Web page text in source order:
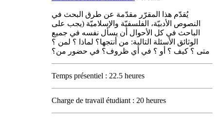
يُقدّم هذا المقرّر مقدّمة عن طرق البحث في
النصوص الأدبيّة، الفلسفيّة والإسلاميّة (يجب على
الباحث في كل الأحوال أن يسأل نفسه في جميع
الوثائق الأسئلة التالية: من أنتجها؟ لماذا ؟ لمن ؟
متى ؟ كيف ؟ أو ؟ في أي ظروف؟ في حضور من؟
Temps présentiel : 22.5 heures
Charge de travail étudiant : 20 heures